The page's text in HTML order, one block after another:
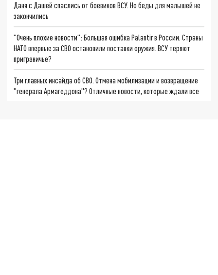
Даня с Дашей спаслись от боевиков ВСУ. Но беды для малышей не
закончились
"Очень плохие новости": Большая ошибка Palantir в России. Страны
НАТО впервые за СВО остановили поставки оружия. ВСУ теряют
приграничье?
Три главных инсайда об СВО. Отмена мобилизации и возвращение
"генерала Армагеддона"? Отличные новости, которые ждали все